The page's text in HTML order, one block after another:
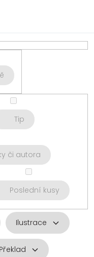
Tip
či autora
Poslední kusy
Ilustrace
Překlad